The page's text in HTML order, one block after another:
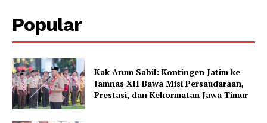
Popular
Kak Arum Sabil: Kontingen Jatim ke
Jamnas XII Bawa Misi Persaudaraan,
Prestasi, dan Kehormatan Jawa Timur